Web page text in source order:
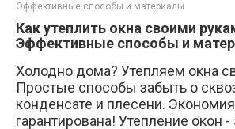
Эффективные способы и материалы
Как утеплить окна своими
Эффективные способы и
Холодно дома? Утепляем окна
Простые способы забыть о
конденсате и плесени.
гарантирована! Утепление окон -